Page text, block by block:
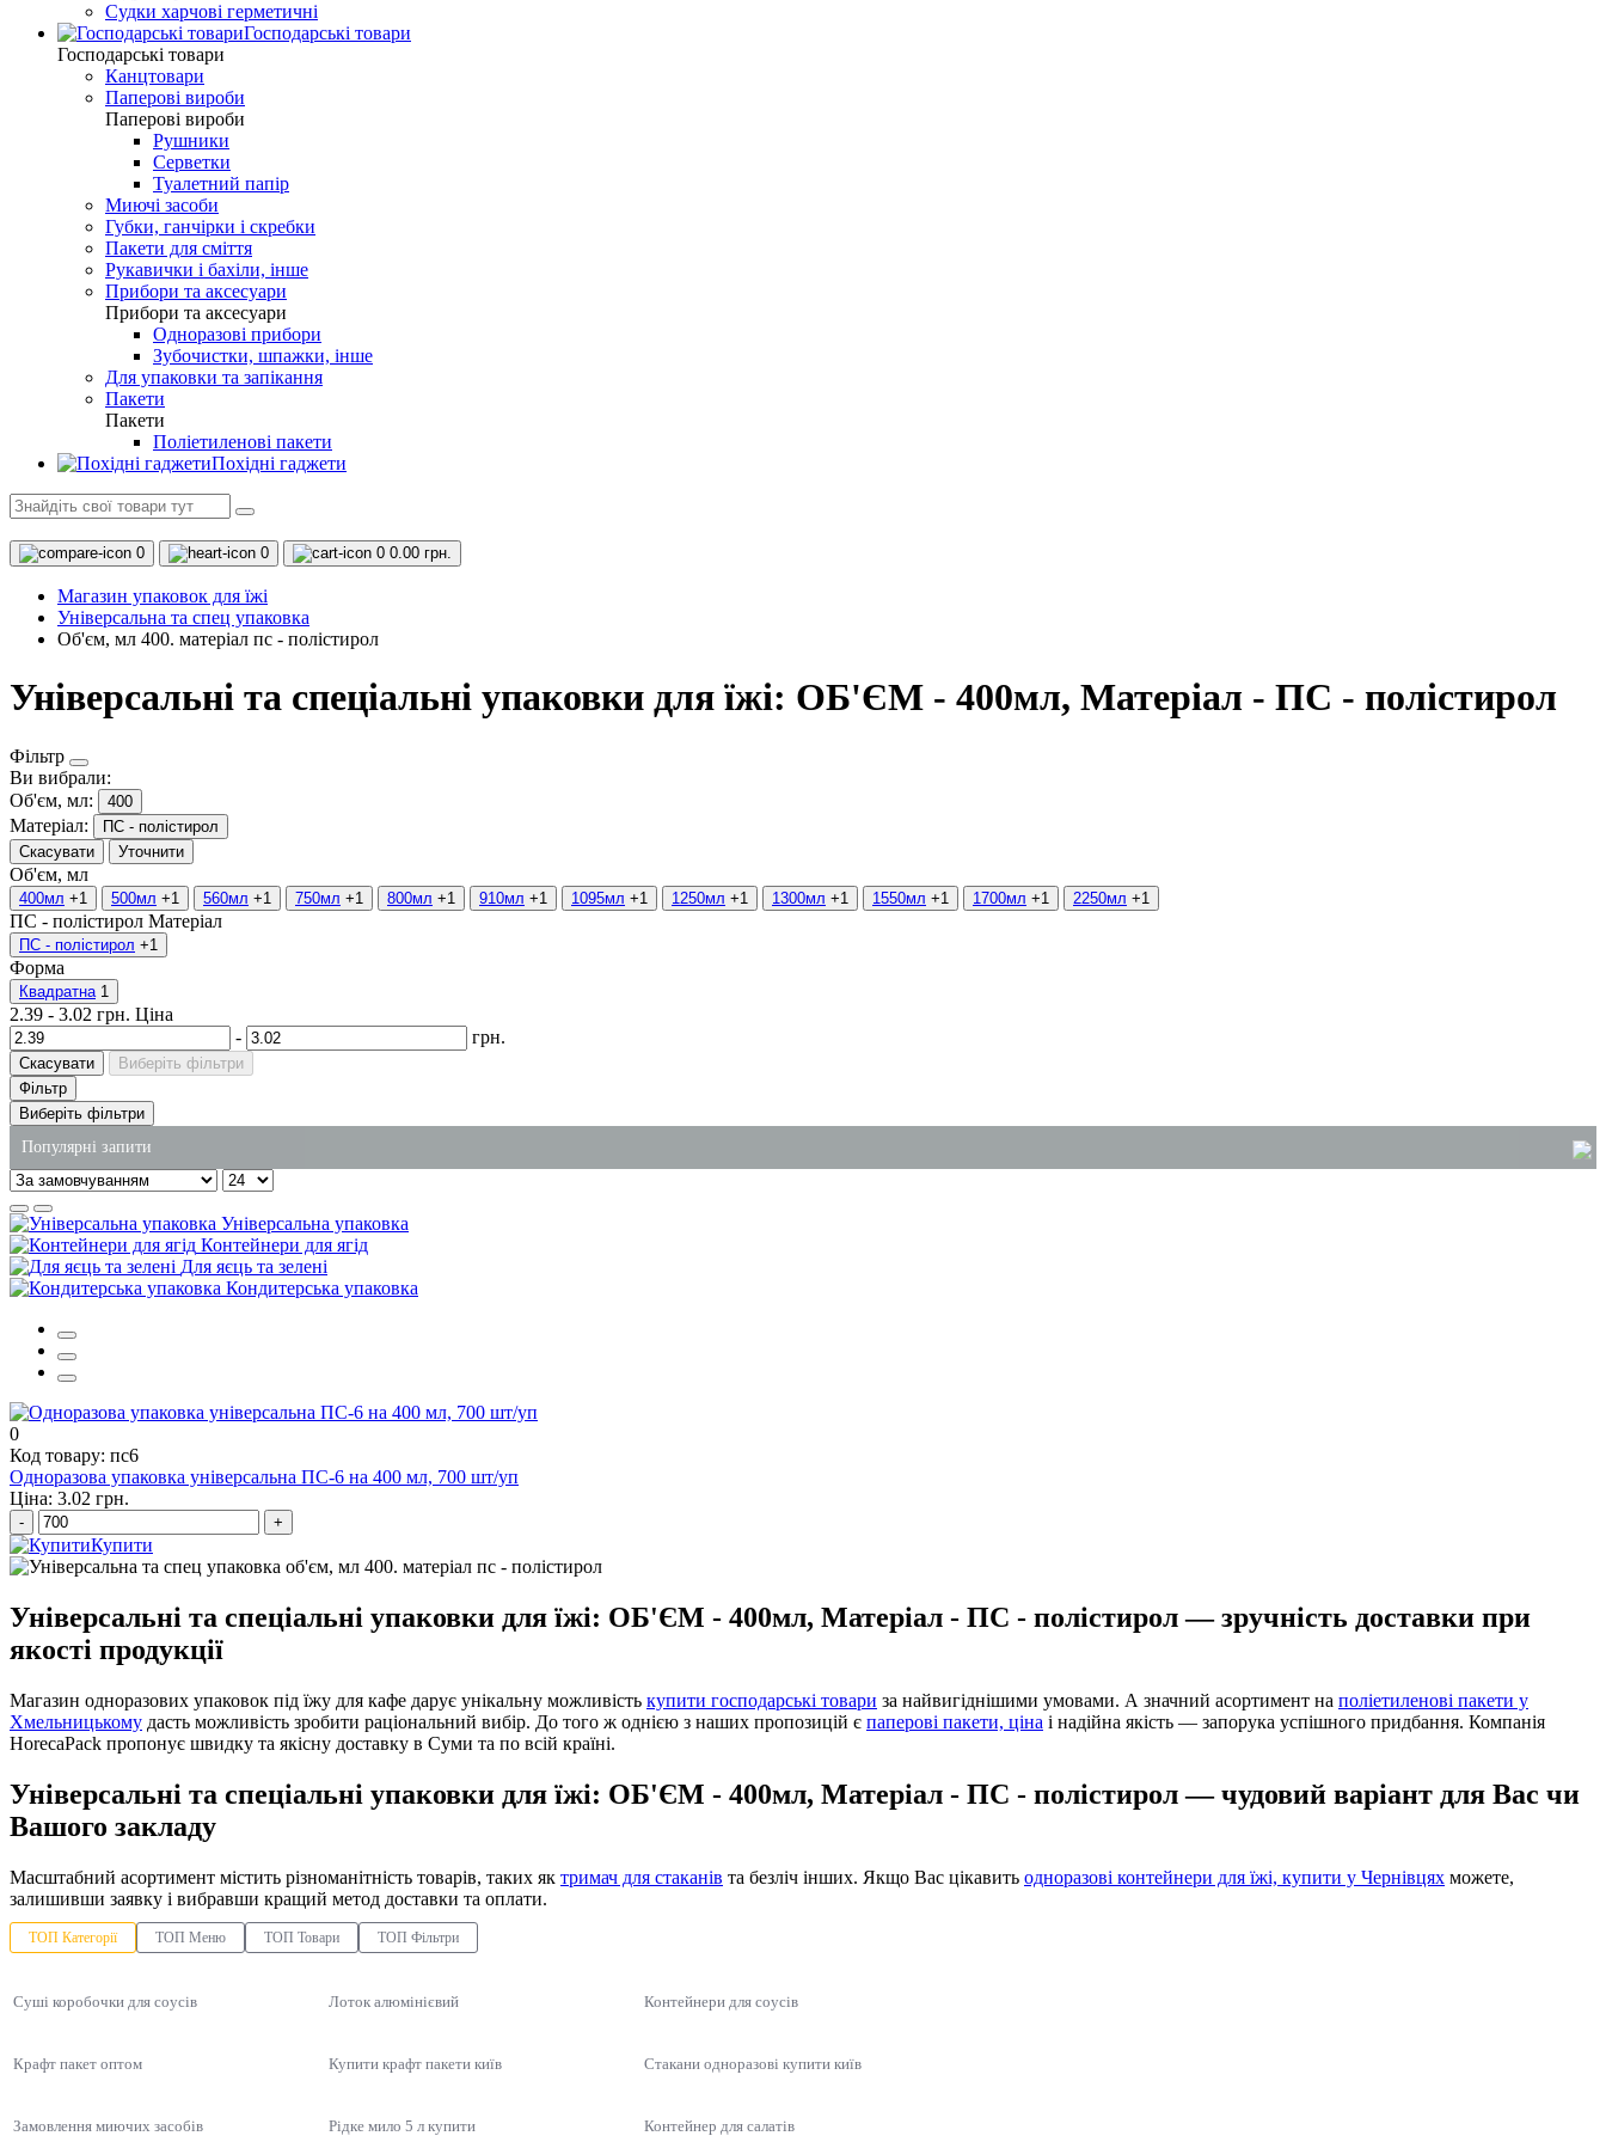
Судки харчові герметичні
Господарські товари
Господарські товари
Канцтовари
Паперові вироби
Паперові вироби
Рушники
Серветки
Туалетний папір
Миючі засоби
Губки, ганчірки і скребки
Пакети для сміття
Рукавички і бахіли, інше
Прибори та аксесуари
Прибори та аксесуари
Одноразові прибори
Зубочистки, шпажки, інше
Для упаковки та запікання
Пакети
Пакети
Поліетиленові пакети
Похідні гаджети
0 0 0 0.00 грн.
Магазин упаковок для їжі
Універсальна та спец упаковка
Об'єм, мл 400. матеріал пс - полістирол
Універсальні та спеціальні упаковки для їжі: ОБ'ЄМ - 400мл, Матеріал - ПС - полістирол
Фільтр
Ви вибрали:
Об'єм, мл:
400
Матеріал:
ПС - полістирол
Скасувати
Уточнити
Об'єм, мл
400мл +1 500мл +1 560мл +1 750мл +1 800мл +1 910мл +1 1095мл +1 1250мл +1 1300мл +1 1550мл +1 1700мл +1 2250мл +1
ПС - полістирол Матеріал
ПС - полістирол +1
Форма
Квадратна 1
2.39 - 3.02 грн. Ціна
-
грн.
Скасувати
Виберіть фільтри
Фільтр
Виберіть фільтри
Популярні запити
пластикові контейнери для тортів
одноразовий посуд для перших страв
столові серветки купити
контейнер алюмінієвий купити
поліетиленові пакети дніпропетровськ
Універсальна упаковка
Контейнери для ягід
Для яєць та зелені
Кондитерська упаковка
0
Код товару: пс6
Одноразова упаковка універсальна ПС-6 на 400 мл, 700 шт/уп
Ціна: 3.02 грн.
- +
Купити
Універсальні та спеціальні упаковки для їжі: ОБ'ЄМ - 400мл, Матеріал - ПС - полістирол — зручність доставки при
якості продукції
Магазин одноразових упаковок під їжу для кафе дарує унікальну можливість купити господарські товари за найвигіднішими умовами. А значний асортимент на поліетиленові пакети у
Хмельницькому дасть можливість зробити раціональний вибір. До того ж однією з наших пропозицій є паперові пакети, ціна і надійна якість — запорука успішного придбання. Компанія
HorecaPack пропонує швидку та якісну доставку в Суми та по всій країні.
Універсальні та спеціальні упаковки для їжі: ОБ'ЄМ - 400мл, Матеріал - ПС - полістирол — чудовий варіант для Вас чи
Вашого закладу
Масштабний асортимент містить різноманітність товарів, таких як тримач для стаканів та безліч інших. Якщо Вас цікавить одноразові контейнери для їжі, купити у Чернівцях можете,
залишивши заявку і вибравши кращий метод доставки та оплати.
ТОП Категорії ТОП Меню ТОП Товари ТОП Фільтри
Суші коробочки для соусів
Крафт пакет оптом
Замовлення миючих засобів
Лоток алюмінієвий
Купити крафт пакети київ
Рідке мило 5 л купити
Контейнери для соусів
Стакани одноразові купити київ
Контейнер для салатів